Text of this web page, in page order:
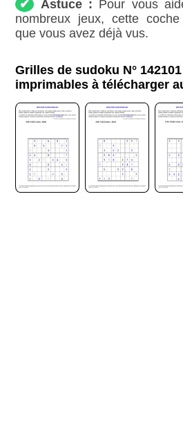
✔ Astuce : Pour vous
nombreux jeux, cette
que vous avez déjà vus.
Grilles de sudoku N°
imprimables à télécharger